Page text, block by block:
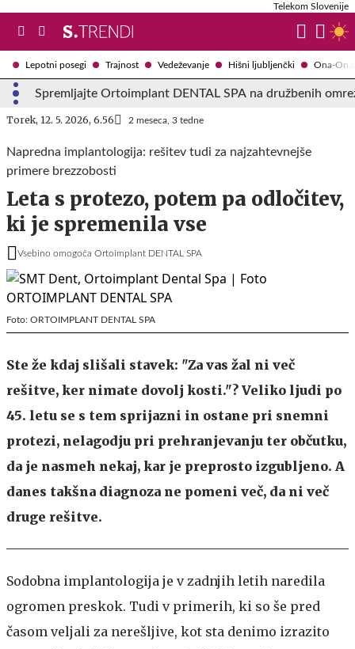
Lepotni posegi Trajnost Vedeževanje Hišni ljubljenčki Ona-
Spremljajte Ortoimplant DENTAL SPA na družbenih
Telekom Slovenije
Torek, 12. 5. 2026, 6.56 2 meseca, 3 tedne
Napredna implantologija: rešitev tudi za najzahtevnejše
primere brezzobosti
Leta s protezo, potem pa odločitev,
ki je spremenila vse
Vsebino omogoča Ortoimplant DENTAL SPA
Foto: ORTOIMPLANT DENTAL SPA
Ste že kdaj slišali stavek: "Za vas žal ni več
rešitve, ker nimate dovolj kosti."? Veliko ljudi po
45. letu se s tem sprijazni in ostane pri snemni
protezi, nelagodju pri prehranjevanju ter občutku,
da je nasmeh nekaj, kar je preprosto izgubljeno. A
danes takšna diagnoza ne pomeni več, da ni več
druge rešitve.
Sodobna implantologija je v zadnjih letih naredila
ogromen preskok. Tudi v primerih, ki so še pred
časom veljali za nerešljive, kot sta denimo izrazito